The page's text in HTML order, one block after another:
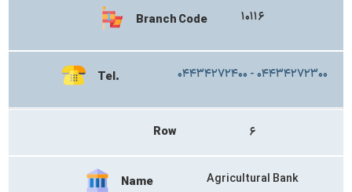
Branch Code ۱۰۱۱۶
Tel. ۰۴۴۳۴۲۷۲۴۰۰ - ۰۴۴۳۴۲۷۲۳۰۰
Row ۶
Name Agricultural Bank